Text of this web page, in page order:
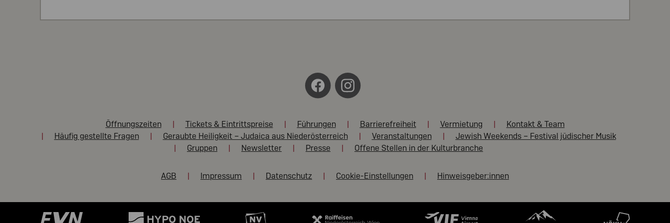
Öffnungszeiten Tickets & Eintrittspreise Führungen Barrierefreiheit Vermietung
Kontakt & Team
Häufig gestellte Fragen
Geraubte Heiligkeit – Judaica aus Niederösterreich Veranstaltungen
Jewish Weekends – Festival jüdischer Musik
Gruppen
Newsletter Presse Offene Stellen in der Kulturbranche
AGB Impressum Datenschutz Cookie-Einstellungen Hinweisgeber:innen